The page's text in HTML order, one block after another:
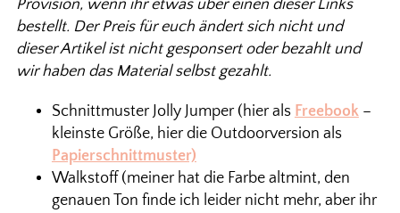
Provision, wenn ihr etwas über einen dieser Links
bestellt. Der Preis für euch ändert sich nicht und
dieser Artikel ist nicht gesponsert oder bezahlt und
wir haben das Material selbst gezahlt.
Schnittmuster Jolly Jumper (hier als Freebook–
kleinste Größe, hier die Outdoorversion als
Papierschnittmuster)
Walkstoff (meiner hat die Farbe altmint, den
genauen Ton finde ich leider nicht mehr, aber ihr